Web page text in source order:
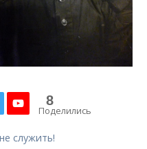
8
Поделились
служить!